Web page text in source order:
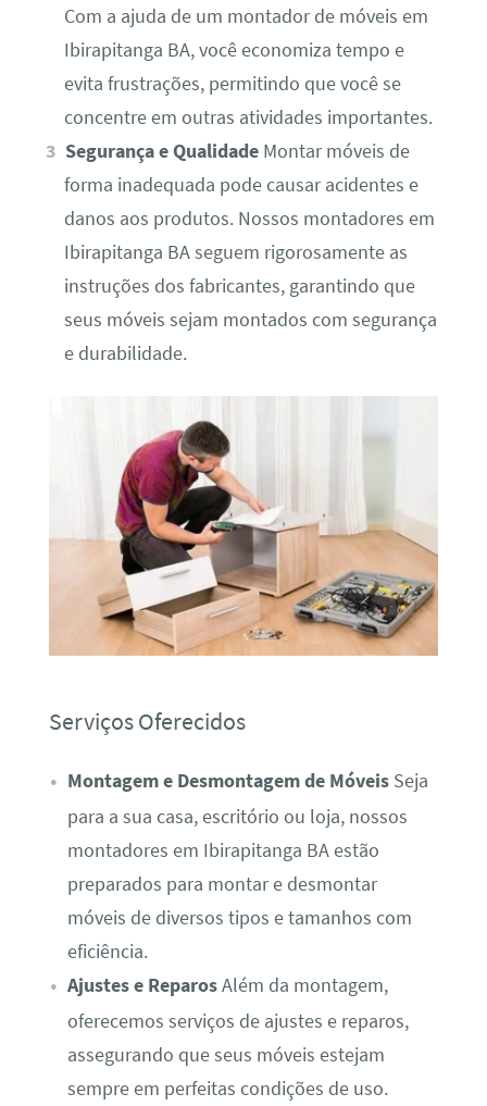
Com a ajuda de um montador de móveis em
Ibirapitanga BA, você economiza tempo e
evita frustrações, permitindo que você se
concentre em outras atividades importantes.
Segurança e Qualidade Montar móveis de
forma inadequada pode causar acidentes e
danos aos produtos. Nossos montadores em
Ibirapitanga BA seguem rigorosamente as
instruções dos fabricantes, garantindo que
seus móveis sejam montados com segurança
e durabilidade.
Serviços Oferecidos
Montagem e Desmontagem de MóveisSeja
para a sua casa, escritório ou loja, nossos
montadores em Ibirapitanga BA estão
preparados para montar e desmontar
móveis de diversos tipos e tamanhos com
eficiência.
Ajustes e ReparosAlém da montagem,
oferecemos serviços de ajustes e reparos,
assegurando que seus móveis estejam
sempre em perfeitas condições de uso.